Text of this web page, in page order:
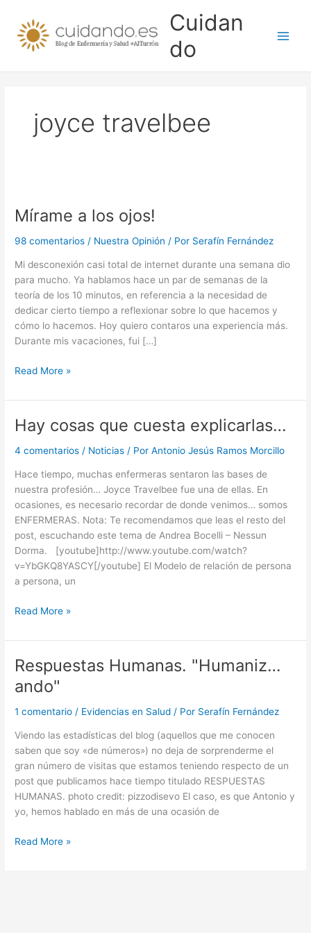
contenido
Cuidan
do
joyce travelbee
Mírame a los ojos!
98 comentarios / Nuestra Opinión / Por Serafín Fernández
Mi desconexión casi total de internet durante una semana dio
para mucho. Ya hablamos hace un par de semanas de la
teoría de los 10 minutos, en referencia a la necesidad de
dedicar cierto tiempo a reflexionar sobre lo que hacemos y
cómo lo hacemos. Hoy quiero contaros una experiencia más.
Durante mis vacaciones, fui […]
Mírame
los
Read More »
Hay cosas que cuesta explicarlas…
4 comentarios / Noticias / PorAntonio Jesús Ramos Morcillo
Hace tiempo, muchas enfermeras sentaron las bases de
nuestra profesión… Joyce Travelbee fue una de ellas. En
ocasiones, es necesario recordar de donde venimos… somos
ENFERMERAS. Nota: Te recomendamos que leas el resto del
post, escuchando este tema de Andrea Bocelli – Nessun
Dorma. [youtube]http://www.youtube.com/watch?
v=YbGKQ8YASCY[/youtube] El Modelo de relación de persona
a persona, un
Hay
que
explicarlas…
Read More »
Respuestas Humanas. "Humaniz…
ando"
1 comentario / Evidencias en Salud / Por Serafín Fernández
Viendo las estadísticas del blog (aquellos que me conocen
saben que soy «de números») no deja de sorprenderme el
gran número de visitas que estamos teniendo respecto de un
post que publicamos hace tiempo titulado RESPUESTAS
HUMANAS. photo credit: pizzodisevo El caso, es que Antonio y
yo, hemos hablado en más de una ocasión de
Respuestas
Read More »